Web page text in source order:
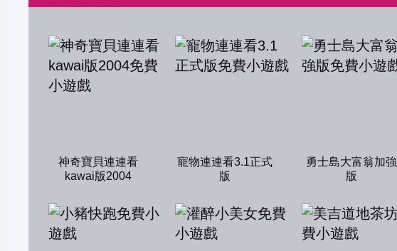
神奇寶貝連連看
kawai版2004
寵物連連看3.1正式
版
勇士島大富翁加強
版